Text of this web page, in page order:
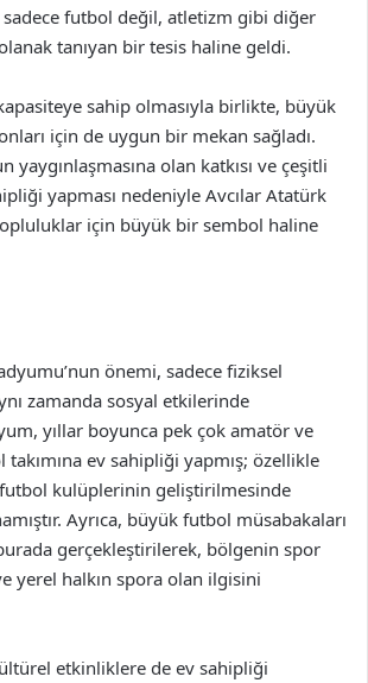
futbol değil, atletizm gibi diğer
tanıyan bir tesis haline geldi.
sahip olmasıyla birlikte, büyük
için de uygun bir mekan sağladı.
yaygınlaşmasına olan katkısı ve çeşitli
yapması nedeniyle Avcılar Atatürk
için büyük bir sembol haline
önemi, sadece fiziksel
zamanda sosyal etkilerinde
yıllar boyunca pek çok amatör ve
ev sahipliği yapmış; özellikle
futbol kulüplerinin geliştirilmesinde
Ayrıca, büyük futbol müsabakaları
gerçekleştirilerek, bölgenin spor
yerel halkın spora olan ilgisini
etkinliklere de ev sahipliği